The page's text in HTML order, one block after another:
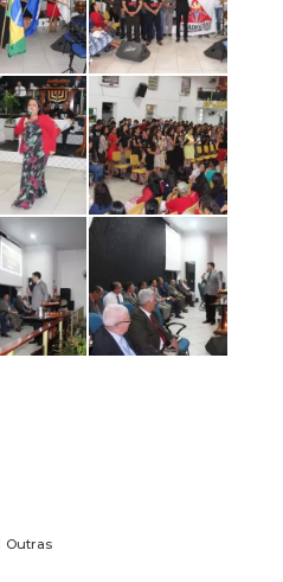
Outras